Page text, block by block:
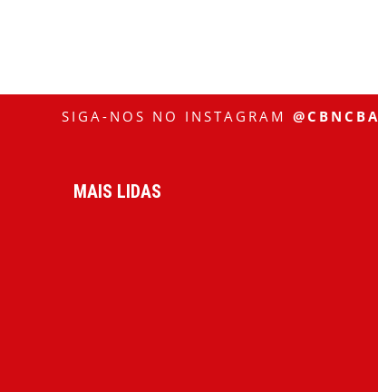
SIGA-NOS NO INSTAGRAM @CBNCBA
MAIS LIDAS